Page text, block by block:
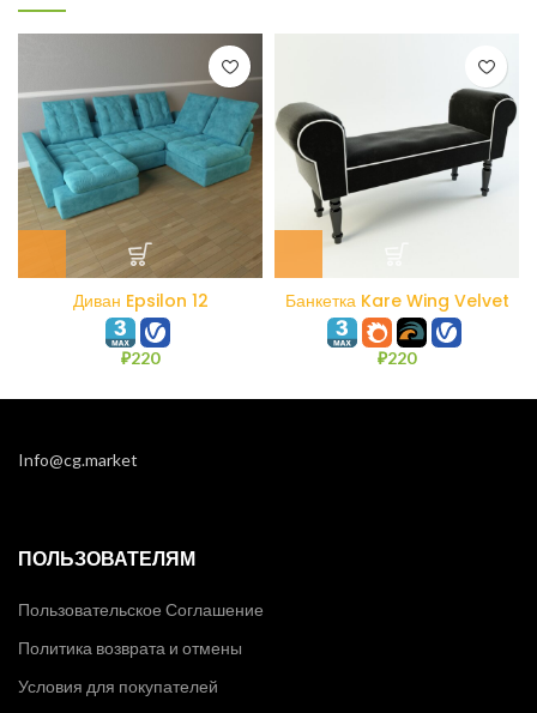
Диван Epsilon 12
₽220
Банкетка Kare Wing Velvet
Black
₽220
Info@cg.market
ПОЛЬЗОВАТЕЛЯМ
Пользовательское Соглашение
Политика возврата и отмены
Условия для покупателей